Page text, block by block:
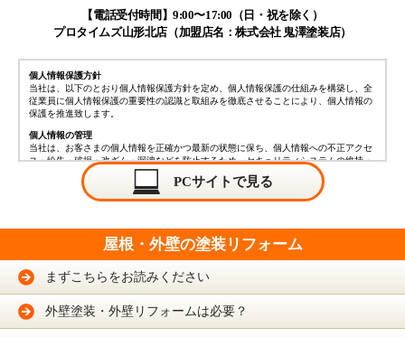
【電話受付時間】9:00〜17:00（日・祝を除く）
プロタイムズ山形北店（加盟店名：株式会社 鬼澤塗装店）
個人情報保護方針
当社は、以下のとおり個人情報保護方針を定め、個人情報保護の仕組みを構築し、全
従業員に個人情報保護の重要性の認識と取組みを徹底させることにより、個人情報の
保護を推進致します。
個人情報の管理
当社は、お客さまの個人情報を正確かつ最新の状態に保ち、個人情報への不正アクセ
ス・紛失・破損・改ざん・漏洩などを防止するため、セキュリティシステムの維持・
管理体制の整備・社員教育の徹底等の必要な措置を講じ、安全対策を実施し個人情報
の厳重な管理を行ないます。
供いただく際の目的以外では利用いたしません。
お客さまからお預かりした個人情報は、当社からのご連絡や業務のご案内やご質問に
対する回答として、電子メールや資料のご送付に利用いたします。
個人情報の第三者への開示・提供の禁止
当社は、お客さまよりお預かりした個人情報を適切に管理し、次のいずれかに該当す
る場合を除き、個人情報を第三者に開示いたしません。
・お客さまの同意がある場合
PCサイトで見る
屋根・外壁の塗装リフォーム
まずこちらをお読みください
外壁塗装・外壁リフォームは必要？